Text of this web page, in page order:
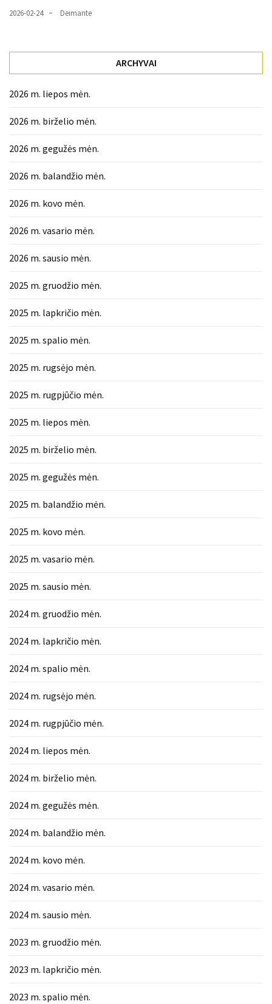
2026-02-24 Deimante
ARCHYVAI
2026 m. liepos mėn.
2026 m. birželio mėn.
2026 m. gegužės mėn.
2026 m. balandžio mėn.
2026 m. kovo mėn.
2026 m. vasario mėn.
2026 m. sausio mėn.
2025 m. gruodžio mėn.
2025 m. lapkričio mėn.
2025 m. spalio mėn.
2025 m. rugsėjo mėn.
2025 m. rugpjūčio mėn.
2025 m. liepos mėn.
2025 m. birželio mėn.
2025 m. gegužės mėn.
2025 m. balandžio mėn.
2025 m. kovo mėn.
2025 m. vasario mėn.
2025 m. sausio mėn.
2024 m. gruodžio mėn.
2024 m. lapkričio mėn.
2024 m. spalio mėn.
2024 m. rugsėjo mėn.
2024 m. rugpjūčio mėn.
2024 m. liepos mėn.
2024 m. birželio mėn.
2024 m. gegužės mėn.
2024 m. balandžio mėn.
2024 m. kovo mėn.
2024 m. vasario mėn.
2024 m. sausio mėn.
2023 m. gruodžio mėn.
2023 m. lapkričio mėn.
2023 m. spalio mėn.